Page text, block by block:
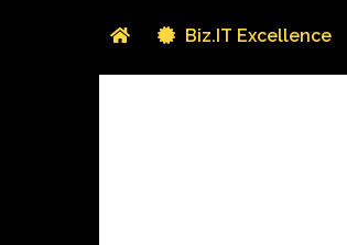
Biz.IT Excellence